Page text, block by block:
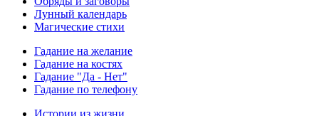
Лунный календарь
Магические стихи
Гадание на желание
Гадание на костях
Гадание "Да - Нет"
Гадание по телефону
Истории из жизни